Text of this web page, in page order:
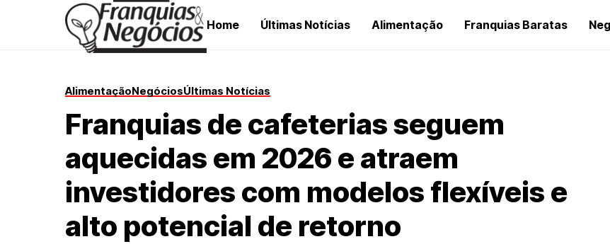
Home Últimas Notícias Alimentação Franquias Baratas
AlimentaçãoNegóciosÚltimas Notícias
Franquias de cafeterias seguem
aquecidas em 2026 e atraem
investidores com modelos flexíveis e
alto potencial de retorno